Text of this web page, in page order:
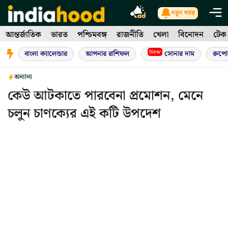
Skip
to
content
নতুন খবর
আন্তর্জাতিক ভারত পশ্চিমবঙ্গ রাজনীতি খেলা বিনোদন টেক
বাংলা ক্যালেন্ডার আপনার রাশিফল New সোনার দাম
অন্যান্য
কেউ আটকাতে পারবেনা প্রমোশন, মেনে
চলুন চাণক্যের এই কটি উপদেশ